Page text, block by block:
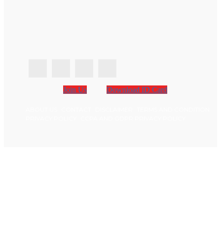
Join Us Download ID Card